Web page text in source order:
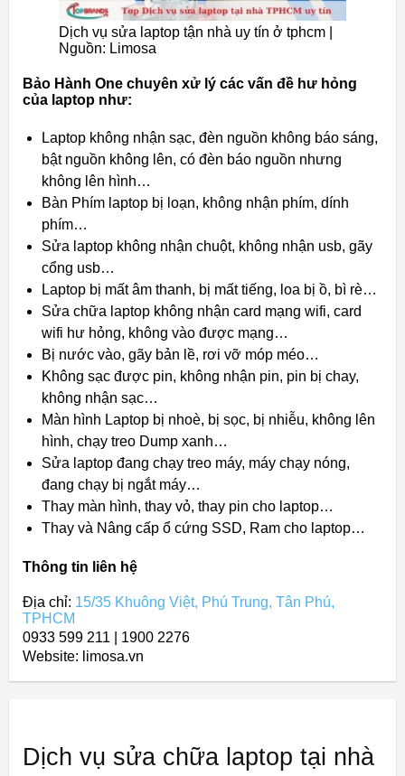
Dịch vụ sửa laptop tận nhà uy tín ở tphcm |
Nguồn: Limosa
Bảo Hành One chuyên xử lý các vấn đề hư hỏng
của laptop như:
Laptop không nhận sạc, đèn nguồn không báo sáng,
bật nguồn không lên, có đèn báo nguồn nhưng
không lên hình…
Bàn Phím laptop bị loạn, không nhận phím, dính
phím…
Sửa laptop không nhận chuột, không nhận usb, gãy
cổng usb…
Laptop bị mất âm thanh, bị mất tiếng, loa bị ồ, bì rè…
Sửa chữa laptop không nhận card mạng wifi, card
wifi hư hỏng, không vào được mạng…
Bị nước vào, gãy bản lề, rơi vỡ móp méo…
Không sạc được pin, không nhận pin, pin bị chay,
không nhận sạc…
Màn hình Laptop bị nhoè, bị sọc, bị nhiễu, không lên
hình, chạy treo Dump xanh…
Sửa laptop đang chạy treo máy, máy chạy nóng,
đang chạy bị ngắt máy…
Thay màn hình, thay vỏ, thay pin cho laptop…
Thay và Nâng cấp ổ cứng SSD, Ram cho laptop…
Thông tin liên hệ
Địa chỉ: 15/35 Khuông Việt, Phú Trung, Tân Phú,
TPHCM
0933 599 211 | 1900 2276
Website: limosa.vn
Dịch vụ sửa chữa laptop tại nhà